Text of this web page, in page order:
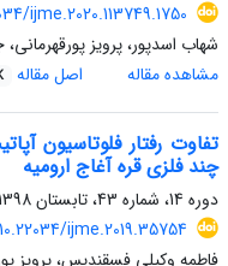
ijme.2020.113749.1750
شهاب اسدپور، پرویز
مشاهده مقاله
اصل مقاله
تفاوت رفتار فلوتاسیون
چند فلزی قره آغاج ارومیه
دوره 14، شماره 43، تابستان 1398، صفحه
10.22034/ijme.2019.35754
فاطمه وکیلی فسقندیس، پرویز